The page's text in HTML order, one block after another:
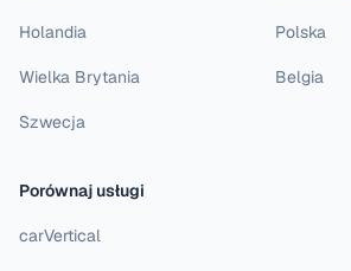
Holandia Polska
Wielka Brytania Belgia
Szwecja
Porównaj usługi
carVertical